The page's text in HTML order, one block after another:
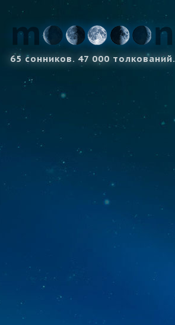
65 сонников. 47 000 толкований.